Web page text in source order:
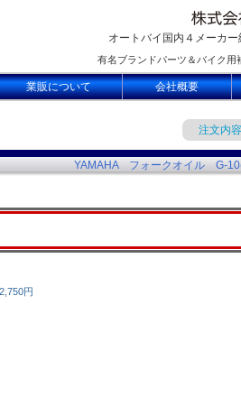
オートバイ国内４メーカ
有名ブランドパーツ＆バイク用
業販について 会社概要
注文内
YAMAHA フォークオイル G-
円